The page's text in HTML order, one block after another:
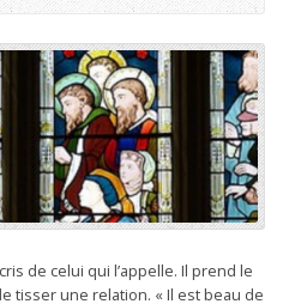
de celui qui l’appelle. Il prend le
tisser une relation. « Il est beau de